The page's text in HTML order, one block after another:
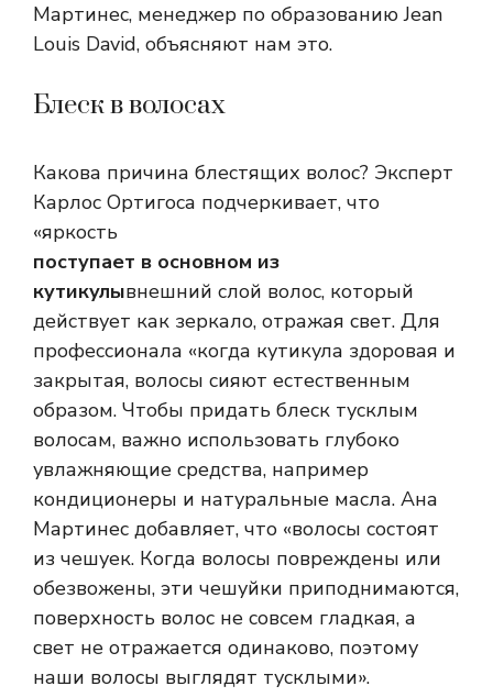
Мартинес, менеджер по образованию Jean
Louis David, объясняют нам это.
Блеск в волосах
Какова причина блестящих волос? Эксперт
Карлос Ортигоса подчеркивает, что
«яркость
поступает в основном из
кутикулывнешний слой волос, который
действует как зеркало, отражая свет. Для
профессионала «когда кутикула здоровая и
закрытая, волосы сияют естественным
образом. Чтобы придать блеск тусклым
волосам, важно использовать глубоко
увлажняющие средства, например
кондиционеры и натуральные масла. Ана
Мартинес добавляет, что «волосы состоят
из чешуек. Когда волосы повреждены или
обезвожены, эти чешуйки приподнимаются,
поверхность волос не совсем гладкая, а
свет не отражается одинаково, поэтому
наши волосы выглядят тусклыми».